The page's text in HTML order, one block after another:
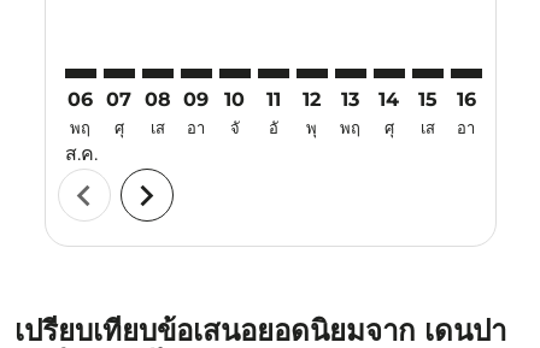
06
พฤ
ส.ค.
07
ศุ
08
เส
09
อา
10
จั
11
อั
12
พุ
13
พฤ
14
ศุ
15
เส
16
อา
chevron_left chevron_right
เปรียบเทียบข้อเสนอยอดนิยมจาก เดนปา